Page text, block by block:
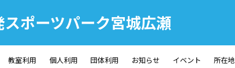
ポーツパーク宮城広瀬
教室利用 個人利用 団体利用 お知らせ イベント 所在地